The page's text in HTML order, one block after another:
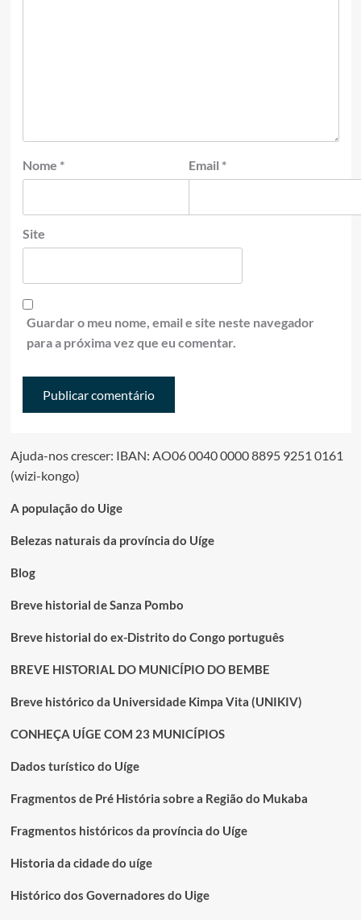
Nome * Email *
Site
Guardar o meu nome, email e site neste navegador
para a próxima vez que eu comentar.
Ajuda-nos crescer: IBAN: AO06 0040 0000 8895 9251 0161
(wizi-kongo)
A população do Uige
Belezas naturais da província do Uíge
Blog
Breve historial de Sanza Pombo
Breve historial do ex-Distrito do Congo português
BREVE HISTORIAL DO MUNICÍPIO DO BEMBE
Breve histórico da Universidade Kimpa Vita (UNIKIV)
CONHEÇA UÍGE COM 23 MUNICÍPIOS
Dados turístico do Uíge
Fragmentos de Pré História sobre a Região do Mukaba
Fragmentos históricos da província do Uíge
Historia da cidade do uíge
Histórico dos Governadores do Uige